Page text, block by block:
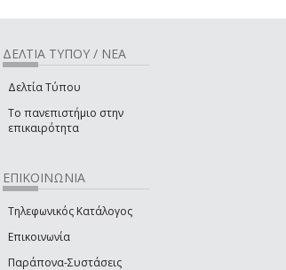
ΔΕΛΤΙΑ ΤΥΠΟΥ / ΝΕΑ
Δελτία Τύπου
Το πανεπιστήμιο στην
επικαιρότητα
ΕΠΙΚΟΙΝΩΝΙΑ
Τηλεφωνικός Κατάλογος
Επικοινωνία
Παράπονα-Συστάσεις